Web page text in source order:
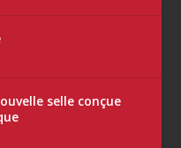
selle conçue